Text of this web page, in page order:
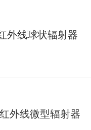
外线球状辐射器
外线微型辐射器